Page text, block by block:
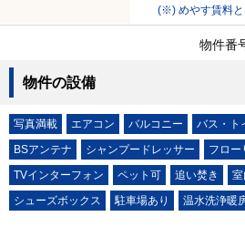
(※) めやす賃料と
物件番
物件の設備
写真満載 エアコン バルコニー バス・ト
BSアンテナ
シャンプードレッサー
フロー
TVインターフォン
ペット可 追い焚き
シューズボックス
駐車場あり 温水洗浄暖